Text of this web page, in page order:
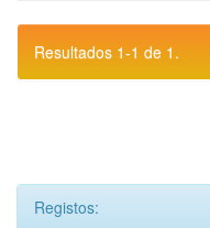
Resultados 1-1 de 1.
Registos: